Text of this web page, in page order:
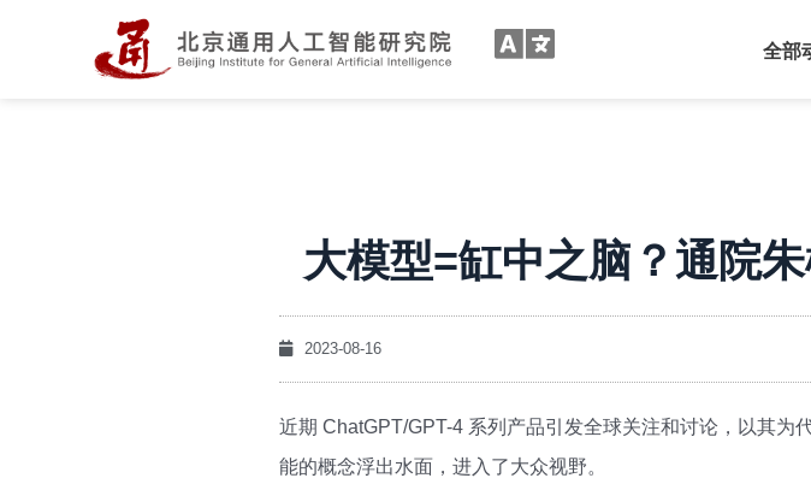
全部
大模型=缸中之脑？通院
2023-08-16
近期 ChatGPT/GPT-4 系列产品引发全球关注和讨论，以其
能的概念浮出水面，进入了大众视野。